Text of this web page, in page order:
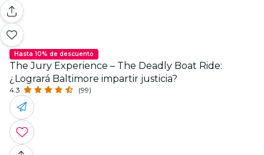
Hasta 10% de descuento
The Jury Experience – The Deadly Boat Ride:
¿Logrará Baltimore impartir justicia?
4.3 (99)